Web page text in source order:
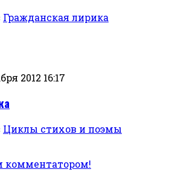
Гражданская лирика
2012 16:17
Циклы стихов и поэмы
комментатором!